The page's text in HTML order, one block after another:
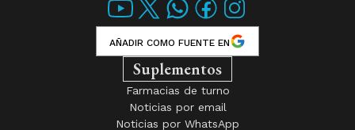
AÑADIR COMO FUENTE EN
Suplementos
Farmacias de turno
Noticias por email
Noticias por WhatsApp